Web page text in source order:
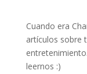
Cuando era
artículos sobre
leernos :)